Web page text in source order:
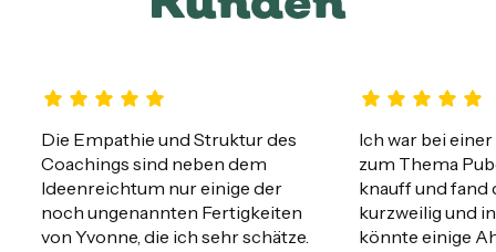
Die Empathie und Struktur des
Coachings sind neben dem
Ideenreichtum nur einige der
noch ungenannten Fertigkeiten
von Yvonne, die ich sehr schätze.
Ich war bei
zum Thema
knauff und fand
kurzweilig und
könnte einige